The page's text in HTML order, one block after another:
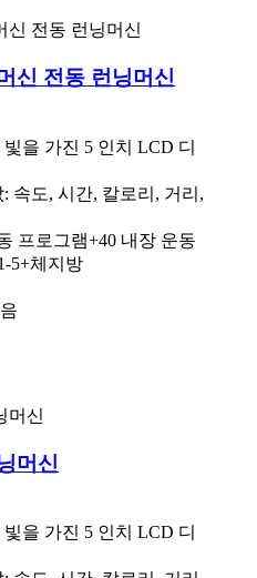
신 전동 런닝머신
을 가진 5 인치 LCD 디
속도, 시간, 칼로리, 거리,
프로그램+40 내장 운동
5+체지방
머신
을 가진 5 인치 LCD 디